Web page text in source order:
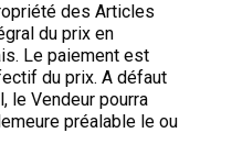
des Articles
du prix en
Le paiement est
du prix. A défaut
le Vendeur pourra
préalable le ou